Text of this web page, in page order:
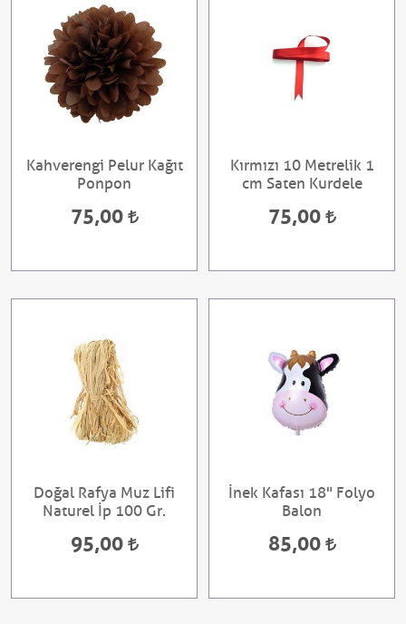
Kahverengi Pelur Kağıt
Ponpon
75,00
Kırmızı 10 Metrelik 1
cm Saten Kurdele
75,00
Doğal Rafya Muz Lifi
Naturel İp 100 Gr.
95,00
İnek Kafası 18" Folyo
Balon
85,00